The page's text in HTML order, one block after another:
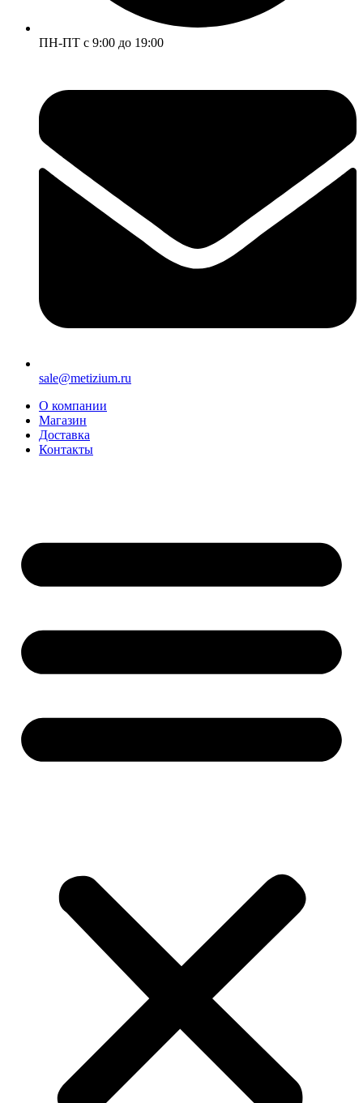
ПН-ПТ с 9:00 до 19:00
sale@metizium.ru
О компании
Магазин
Доставка
Контакты